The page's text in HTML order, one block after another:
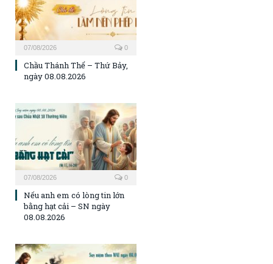
07/08/2026 0
Chầu Thánh Thể – Thứ Bảy,
ngày 08.08.2026
07/08/2026 0
Nếu anh em có lòng tin lớn
bằng hạt cải – SN ngày
08.08.2026